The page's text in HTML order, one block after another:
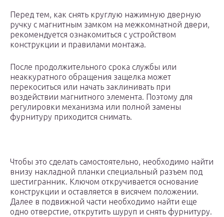
Перед тем, как снять круглую нажимную дверную
ручку с магнитным замком на межкомнатной двери,
рекомендуется ознакомиться с устройством
конструкции и правилами монтажа.
После продолжительного срока службы или
неаккуратного обращения защелка может
перекоситься или начать заклинивать при
воздействии магнитного элемента. Поэтому для
регулировки механизма или полной замены
фурнитуру приходится снимать.
Чтобы это сделать самостоятельно, необходимо найти
внизу накладной планки специальный разъем под
шестигранник. Ключом откручивается основание
конструкции и оставляется в висячем положении.
Далее в подвижной части необходимо найти еще
одно отверстие, открутить шуруп и снять фурнитуру.